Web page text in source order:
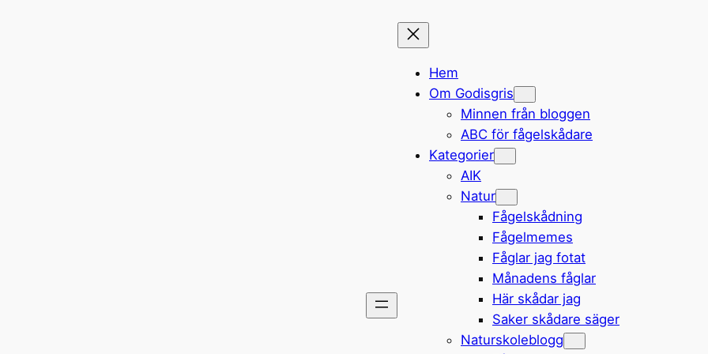
Hem
Om Godisgris
Minnen från bloggen
ABC för fågelskådare
Kategorier
AIK
Natur
Fågelskådning
Fågelmemes
Fåglar jag fotat
Månadens fåglar
Här skådar jag
Saker skådare säger
Naturskoleblogg